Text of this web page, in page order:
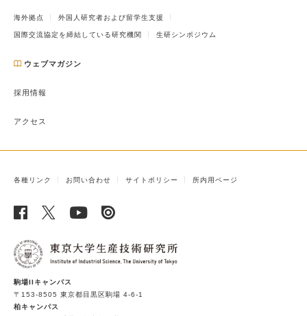
海外拠点 外国人研究者および留学生支援
国際交流協定を締結している研究機関 生研シンポジウム
ウェブマガジン
採用情報
アクセス
各種リンク お問い合わせ サイトポリシー 所内用ページ
駒場IIキャンパス
〒153-8505 東京都目黒区駒場 4-6-1
柏キャンパス